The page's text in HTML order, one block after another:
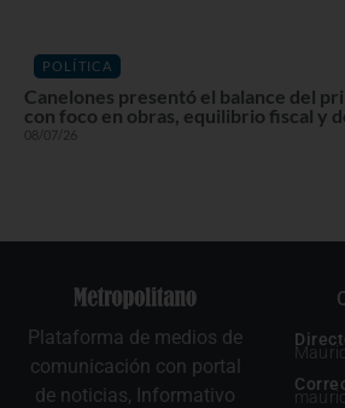
POLÍTICA
Canelones presentó el balance del
con foco en obras, equilibrio fiscal y
08/07/26
Plataforma de medios de
comunicación con portal
de noticias, Informativo